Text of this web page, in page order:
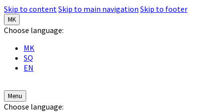
Skip to contentSkip to main navigation Skip to footer
MK
Choose language:
MK
SQ
EN
Menu
Choose language: